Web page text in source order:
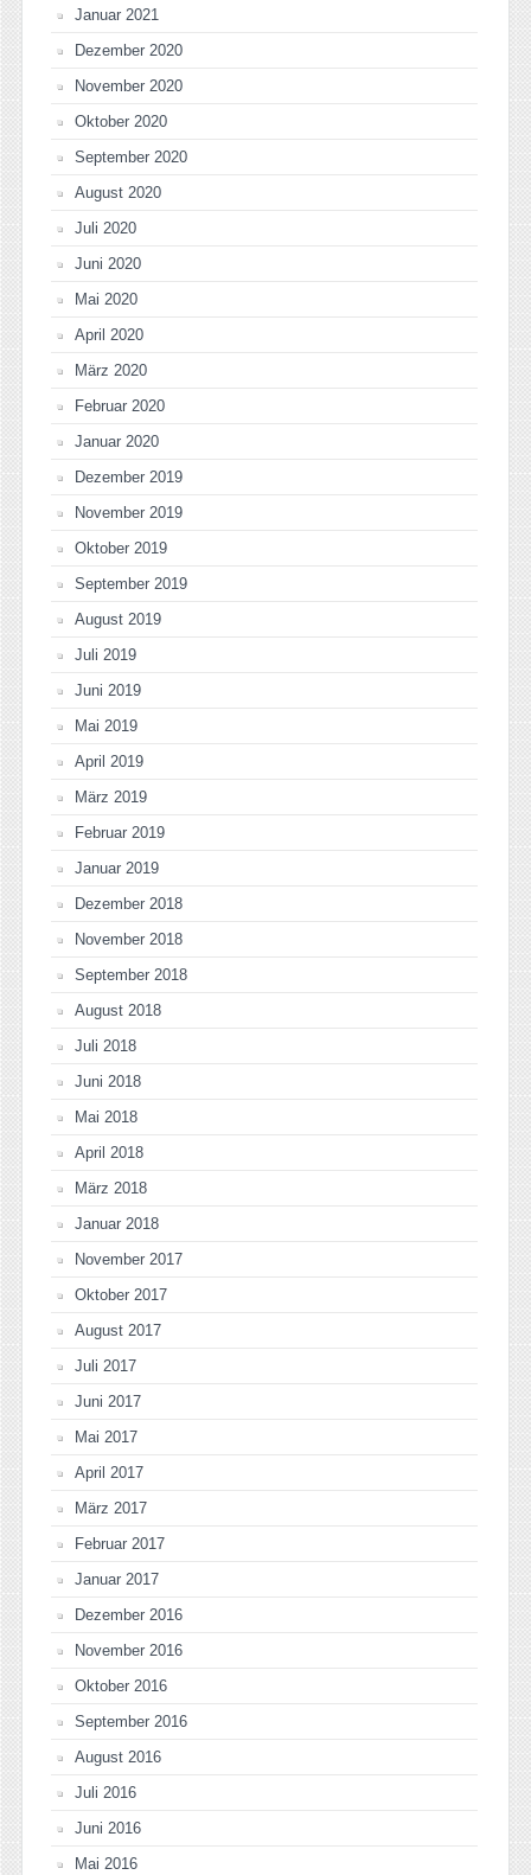
Januar 2021
Dezember 2020
November 2020
Oktober 2020
September 2020
August 2020
Juli 2020
Juni 2020
Mai 2020
April 2020
März 2020
Februar 2020
Januar 2020
Dezember 2019
November 2019
Oktober 2019
September 2019
August 2019
Juli 2019
Juni 2019
Mai 2019
April 2019
März 2019
Februar 2019
Januar 2019
Dezember 2018
November 2018
September 2018
August 2018
Juli 2018
Juni 2018
Mai 2018
April 2018
März 2018
Januar 2018
November 2017
Oktober 2017
August 2017
Juli 2017
Juni 2017
Mai 2017
April 2017
März 2017
Februar 2017
Januar 2017
Dezember 2016
November 2016
Oktober 2016
September 2016
August 2016
Juli 2016
Juni 2016
Mai 2016